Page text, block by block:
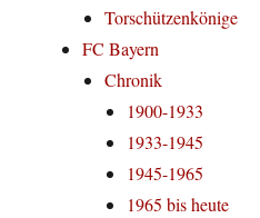
Torschützenkönige
FC Bayern
Chronik
1900-1933
1933-1945
1945-1965
1965 bis heute